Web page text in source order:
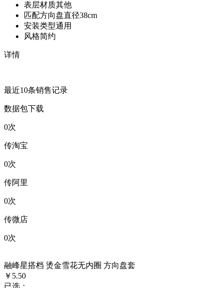
表层材质其他
匹配方向盘直径38cm
安装类型通用
风格简约
详情
最近10条销售记录
数据包下载
0次
传淘宝
0次
传阿里
0次
传微店
0次
融峰星搭档 烫金雪花无内圈 方向盘套
￥5.50